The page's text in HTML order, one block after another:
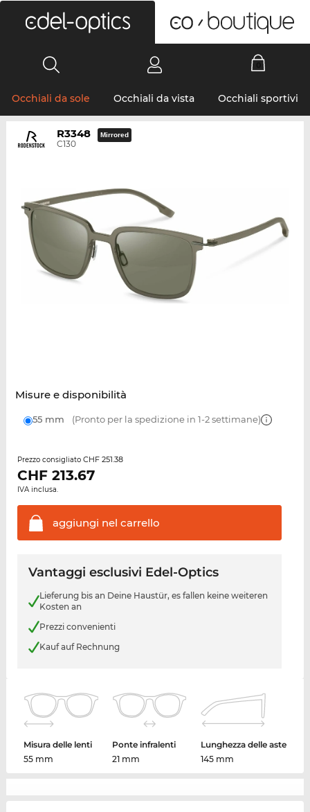
Occhiali da sole Occhiali da vista Occhiali sportivi
R3348
C130
Mirrored
Misure e disponibilità
55 mm (Pronto per la spedizione in 1-2 settimane)
Prezzo consigliato CHF 251.38
CHF 213.67
IVA inclusa.
aggiungi nel carrello
Vantaggi esclusivi Edel-Optics
Lieferung bis an Deine Haustür, es fallen keine weiteren
Kosten an
Prezzi convenienti
Kauf auf Rechnung
Misura delle lenti
55 mm
Ponte infralenti
21 mm
Lunghezza delle aste
145 mm